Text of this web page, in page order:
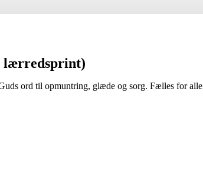
lærredsprint)
ord til opmuntring, glæde og sorg. Fælles for